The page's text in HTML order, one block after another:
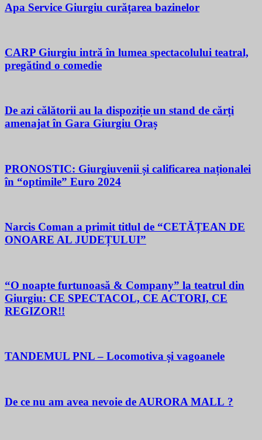
Apa Service Giurgiu curățarea bazinelor
CARP Giurgiu intră în lumea spectacolului teatral,
pregătind o comedie
De azi călătorii au la dispoziție un stand de cărți
amenajat în Gara Giurgiu Oraș
PRONOSTIC: Giurgiuvenii și calificarea naționalei
în “optimile” Euro 2024
Narcis Coman a primit titlul de “CETĂȚEAN DE
ONOARE AL JUDEȚULUI”
“O noapte furtunoasă & Company” la teatrul din
Giurgiu: CE SPECTACOL, CE ACTORI, CE
REGIZOR!!
TANDEMUL PNL – Locomotiva și vagoanele
De ce nu am avea nevoie de AURORA MALL ?